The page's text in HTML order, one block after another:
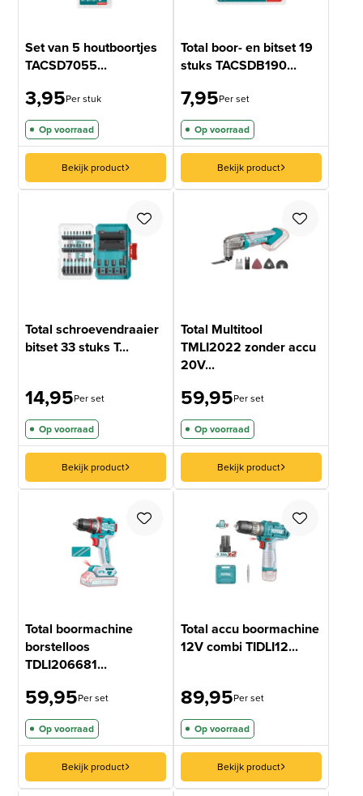
Set van 5 houtboortjes
TACSD7055...
3,95Per stuk
Op voorraad
Bekijk product
Total boor- en bitset 19
stuks TACSDB190...
7,95Per set
Op voorraad
Bekijk product
Total schroevendraaier
bitset 33 stuks T...
14,95Per set
Op voorraad
Bekijk product
Total Multitool
TMLI2022 zonder accu
20V...
59,95Per set
Op voorraad
Bekijk product
Total boormachine
borstelloos
TDLI206681...
59,95Per set
Op voorraad
Bekijk product
Total accu boormachine
12V combi TIDLI12...
89,95Per set
Op voorraad
Bekijk product